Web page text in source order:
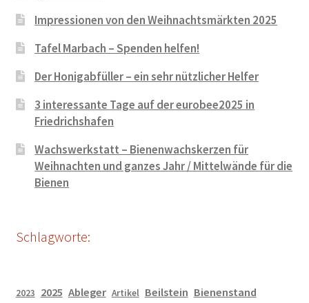
Impressionen von den Weihnachtsmärkten 2025
Tafel Marbach – Spenden helfen!
Der Honigabfüller – ein sehr nützlicher Helfer
3 interessante Tage auf der eurobee2025 in
Friedrichshafen
Wachswerkstatt – Bienenwachskerzen für
Weihnachten und ganzes Jahr / Mittelwände für die
Bienen
Schlagworte:
2023 2025 Ableger Artikel Beilstein Bienenstand